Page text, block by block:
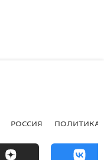
РОССИЯ ПОЛИТИКА